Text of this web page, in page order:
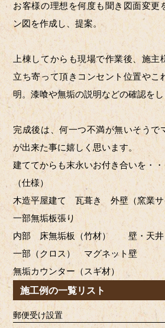
お客様の理想を何度も聞き図面変更
ン図を作成し、提案。
上棟してからも現場で作業後、施主
立ち寄って頂きコンセント位置やこ
明。漆喰や無垢の説明などの確認をし
完成後は、何一つ不満が無いそうで
が出来た事に嬉しく思います。
建ててからも末永いお付き合いを・
（仕様）
木造平屋建て 瓦葺き 外壁（窯業サ
一部無垢板張り
内部 床無垢板（竹材） 壁・天井
一部（クロス） マグネット壁
無垢カウンター（スギ材）
施工例の一覧リスト
郵便受け設置